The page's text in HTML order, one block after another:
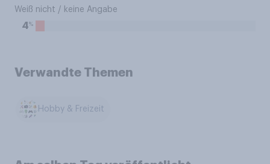
Weiß nicht / keine Angabe
4%
Verwandte Themen
Hobby & Freizeit